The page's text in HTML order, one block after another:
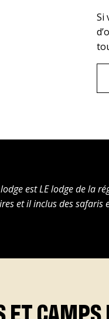
Si
lodge est LE lodge de la
et il inclus des safaris